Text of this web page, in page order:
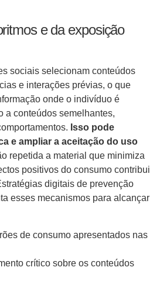
e da exposição
sociais selecionam conteúdos
e interações prévias, o que
onde o indivíduo é
a conteúdos semelhantes,
Isso pode
e ampliar a aceitação do uso
repetida a material que minimiza
positivos do consumo contribui
digitais de prevenção
esses mecanismos para alcançar
de consumo apresentados nas
crítico sobre os conteúdos